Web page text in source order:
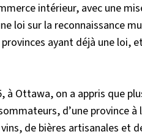
intérieur, avec une
loi sur la reconnaissance
ayant déjà une loi,
à Ottawa, on a appris que
d’une province à
de bières artisanales et